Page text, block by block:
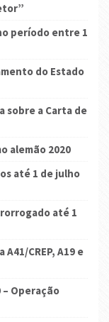
período entre 1
do Estado
sobre a Carta de
alemão 2020
até 1 de julho
até 1
CREP, A19 e
– Operação